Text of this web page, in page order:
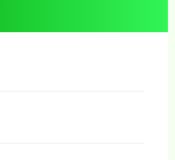
应产生，也能清理人体内
元素是世界公认的最强的